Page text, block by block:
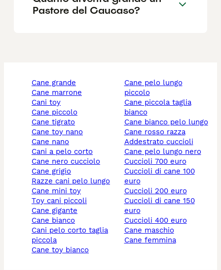
Pastore del Caucaso?
cane grande
cane marrone
cani toy
cane piccolo
cane tigrato
cane toy nano
cane nano
cani a pelo corto
cane nero cucciolo
cane grigio
razze cani pelo lungo
cane mini toy
toy cani piccoli
cane gigante
cane bianco
cani pelo corto taglia
piccola
cane toy bianco
cane pelo lungo
piccolo
cane piccola taglia
bianco
cane bianco pelo lungo
cane rosso razza
addestrato cuccioli
cane pelo lungo nero
cuccioli 700 euro
cuccioli di cane 100
euro
cuccioli 200 euro
cuccioli di cane 150
euro
cuccioli 400 euro
cane maschio
cane femmina